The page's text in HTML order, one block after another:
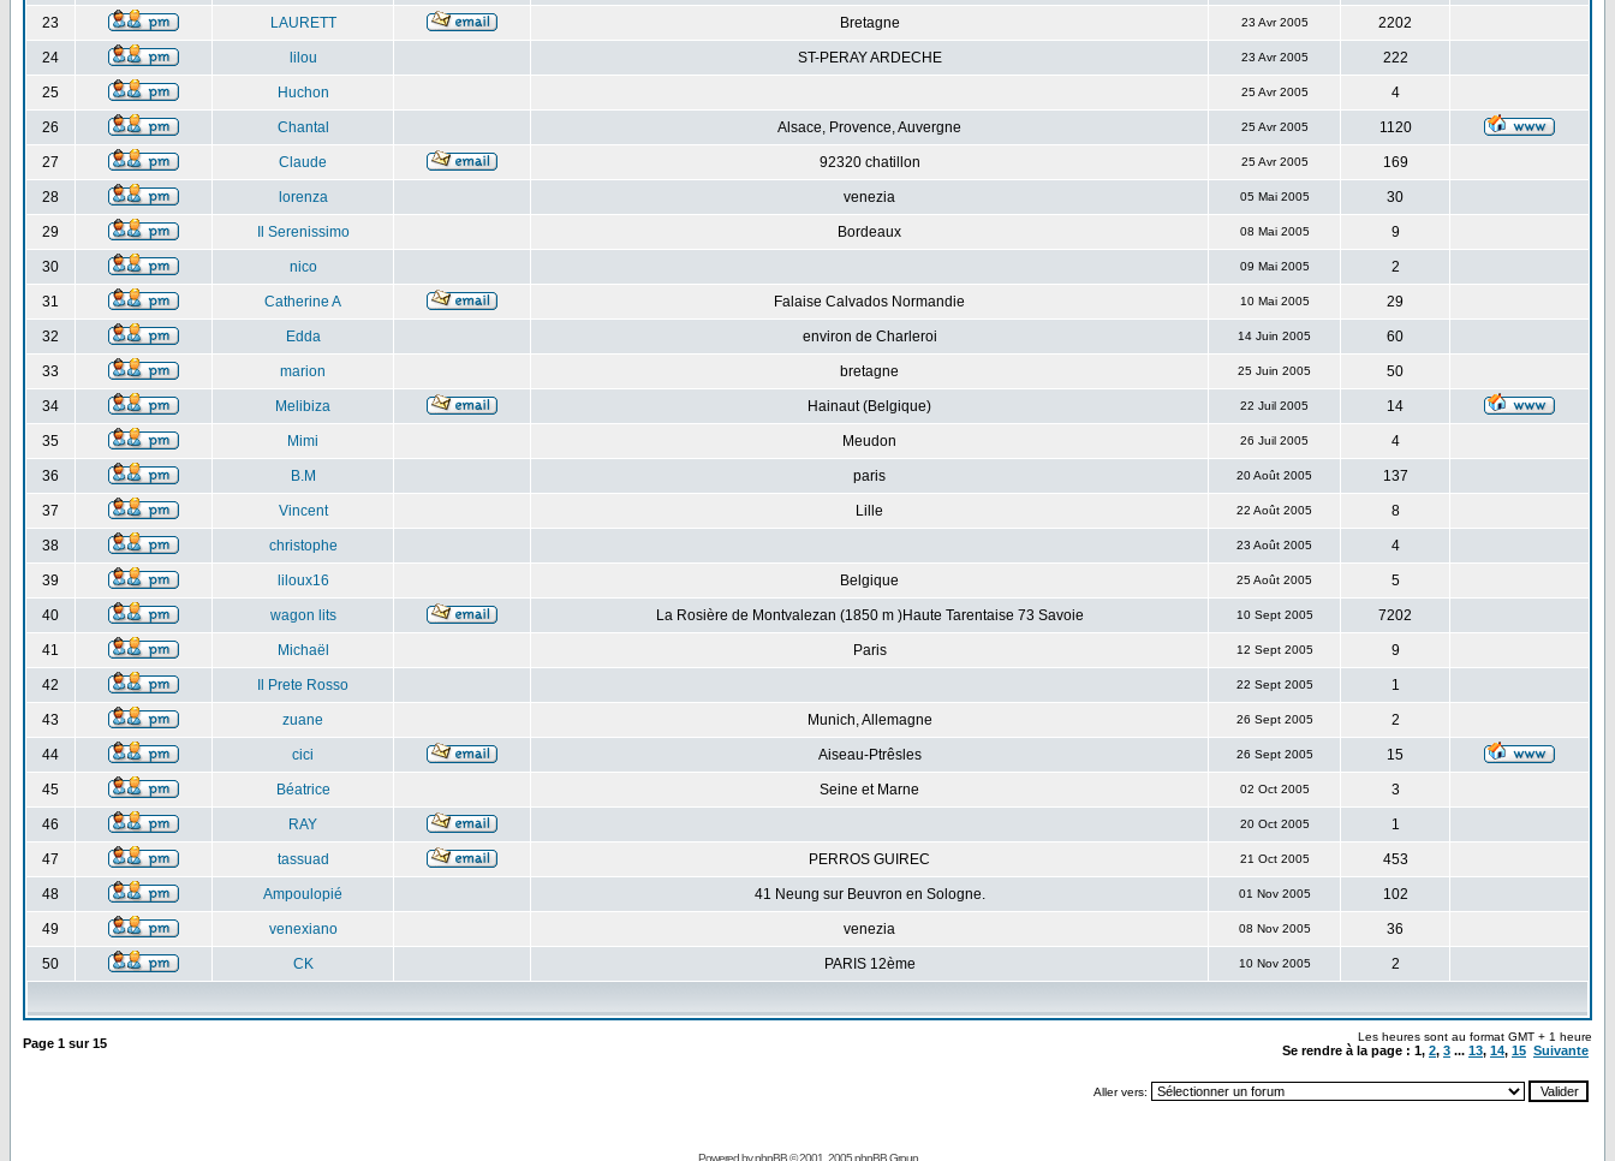
23 LAURETT Bretagne 23 Avr 2005 2202
24 lilou ST-PERAY ARDECHE 23 Avr 2005 222
25 Huchon 25 Avr 2005 4
26 Chantal Alsace, Provence, Auvergne 25 Avr 2005 1120
27 Claude 92320 chatillon 25 Avr 2005 169
28 lorenza venezia 05 Mai 2005 30
29 Il Serenissimo Bordeaux 08 Mai 2005 9
30 nico 09 Mai 2005 2
31 Catherine A Falaise Calvados Normandie 10 Mai 2005 29
32 Edda environ de Charleroi 14 Juin 2005 60
33 marion bretagne 25 Juin 2005 50
34 Melibiza Hainaut (Belgique) 22 Juil 2005 14
35 Mimi Meudon 26 Juil 2005 4
36 B.M paris 20 Août 2005 137
37 Vincent Lille 22 Août 2005 8
38 christophe 23 Août 2005 4
39 liloux16 Belgique 25 Août 2005 5
40 wagon lits La Rosière de Montvalezan (1850 m )Haute Tarentaise 73 Savoie 10 Sept 2005 7202
41 Michaël Paris 12 Sept 2005 9
42 Il Prete Rosso 22 Sept 2005 1
43 zuane Munich, Allemagne 26 Sept 2005 2
44 cici Aiseau-Ptrêsles 26 Sept 2005 15
45 Béatrice Seine et Marne 02 Oct 2005 3
46 RAY 20 Oct 2005 1
47 tassuad PERROS GUIREC 21 Oct 2005 453
48 Ampoulopié 41 Neung sur Beuvron en Sologne. 01 Nov 2005 102
49 venexiano venezia 08 Nov 2005 36
50 CK PARIS 12ème 10 Nov 2005 2
Page 1 sur15 Les heures sont au format GMT + 1 heure
Se rendre à la page : 1, 2, 3 ... 13, 14, 15 Suivante
Aller vers:
Powered byphpBB© 2001, 2005 phpBB Group